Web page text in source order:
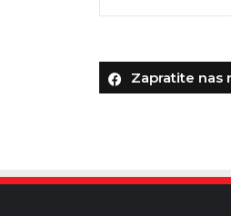
Zapratite nas